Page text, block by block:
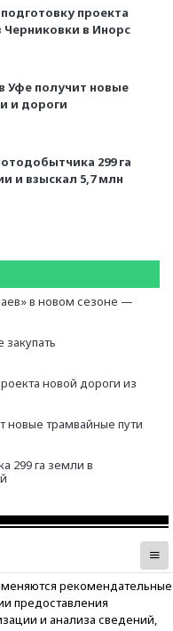
проекта
Черниковки в Инорс
Уфе получит новые
и дороги
299 га
и взыскал 5,7 млн
в новом сезоне —
новой дороги из
новые трамвайные пути
299 га земли в
рекомендательные
предоставления
и анализа сведений,